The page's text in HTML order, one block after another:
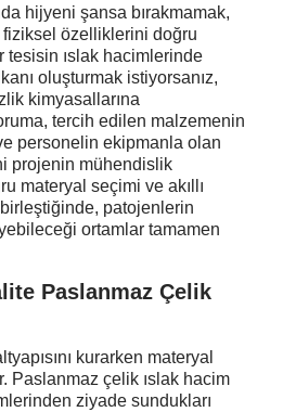
hijyeni şansa bırakmamak,
fiziksel özelliklerini doğru
tesisin ıslak hacimlerinde
oluşturmak istiyorsanız,
kimyasallarına
tercih edilen malzemenin
personelin ekipmanla olan
projenin mühendislik
materyal seçimi ve akıllı
patojenlerin
ortamlar tamamen
Paslanmaz Çelik
kurarken materyal
Paslanmaz çelik ıslak hacim
ziyade sundukları